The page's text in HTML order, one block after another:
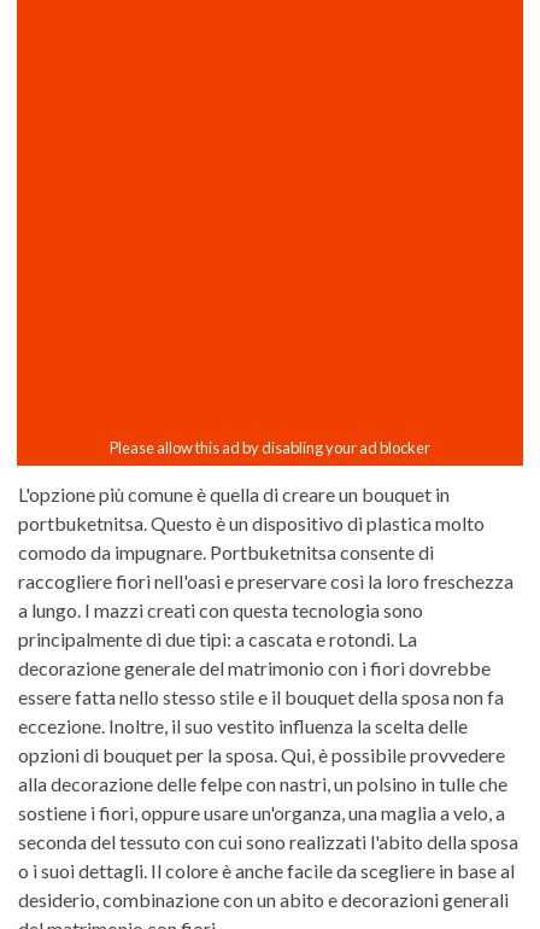
L'opzione più comune è quella di creare un bouquet in
portbuketnitsa. Questo è un dispositivo di plastica molto
comodo da impugnare. Portbuketnitsa consente di
raccogliere fiori nell'oasi e preservare così la loro freschezza
a lungo. I mazzi creati con questa tecnologia sono
principalmente di due tipi: a cascata e rotondi. La
decorazione generale del matrimonio con i fiori dovrebbe
essere fatta nello stesso stile e il bouquet della sposa non fa
eccezione. Inoltre, il suo vestito influenza la scelta delle
opzioni di bouquet per la sposa. Qui, è possibile provvedere
alla decorazione delle felpe con nastri, un polsino in tulle che
sostiene i fiori, oppure usare un'organza, una maglia a velo, a
seconda del tessuto con cui sono realizzati l'abito della sposa
o i suoi dettagli. Il colore è anche facile da scegliere in base al
desiderio, combinazione con un abito e decorazioni generali